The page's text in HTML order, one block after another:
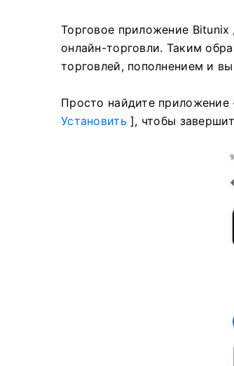
Торговое приложение
онлайн-торговли. Таким
торговлей, пополнением и
Просто найдите приложение
Установить ], чтобы